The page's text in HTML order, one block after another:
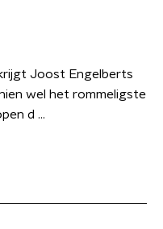
Joost Engelberts
wel het rommeligste
d ...